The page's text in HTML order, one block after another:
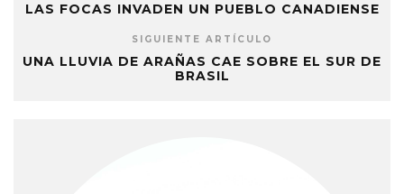
LAS FOCAS INVADEN UN PUEBLO CANADIENSE
SIGUIENTE ARTÍCULO
UNA LLUVIA DE ARAÑAS CAE SOBRE EL SUR DE
BRASIL